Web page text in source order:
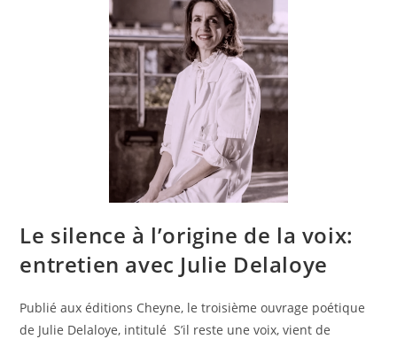
Le silence à l’origine de la voix:
entretien avec Julie Delaloye
Publié aux éditions Cheyne, le troisième ouvrage poétique
de Julie Delaloye, intitulé S’il reste une voix, vient de